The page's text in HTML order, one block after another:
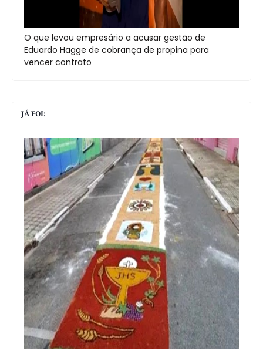
O que levou empresário a acusar gestão de
Eduardo Hagge de cobrança de propina para
vencer contrato
JÁ FOI: